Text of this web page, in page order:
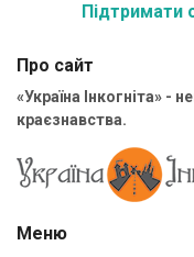
Підтримати
Про сайт
«Україна Інкогніта» -
краєзнавства.
Меню